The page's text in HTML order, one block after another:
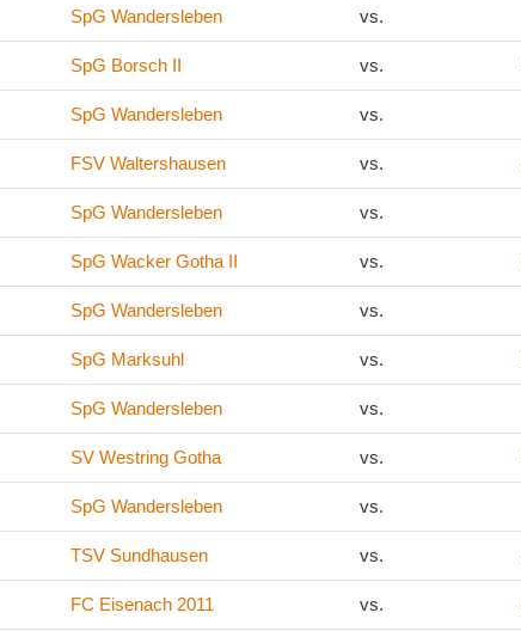
SpG Wandersleben vs.
SpG Borsch II vs.
SpG Wandersleben vs.
FSV Waltershausen vs.
SpG Wandersleben vs.
SpG Wacker Gotha II vs.
SpG Wandersleben vs.
SpG Marksuhl vs.
SpG Wandersleben vs.
SV Westring Gotha vs.
SpG Wandersleben vs.
TSV Sundhausen vs.
FC Eisenach 2011 vs.